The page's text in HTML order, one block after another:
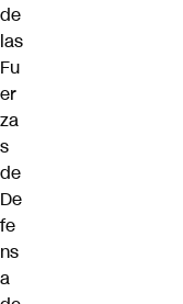
de
las
Fu
er
za
s
de
De
fe
ns
a